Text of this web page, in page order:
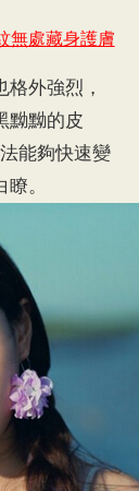
無處藏身護膚
外強烈，
黝黝的皮
能夠快速變
。